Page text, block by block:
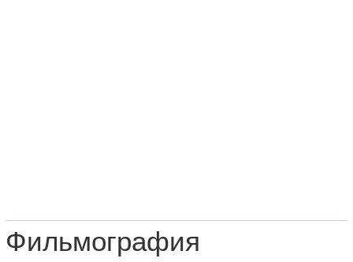
Фильмография